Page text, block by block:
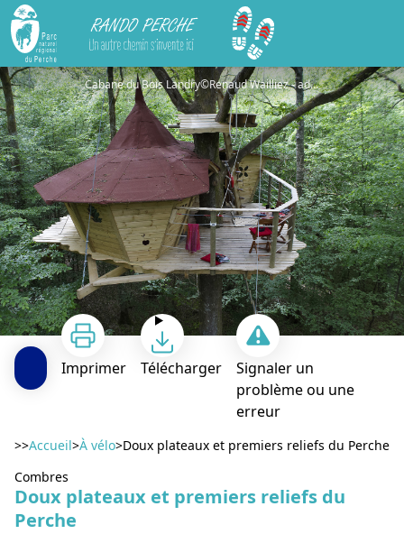
Rando Perche
Doux plateaux et premiers reliefs du Perche Cabane du Bois Landry©Renaud Wailliez - admin-pnrp
Imprimer Télécharger
Signaler un
problème ou une
erreur
>>Accueil>À vélo>Doux plateaux et premiers reliefs du Perche
Combres
Doux plateaux et premiers reliefs du
Perche